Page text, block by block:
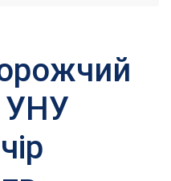
УНУ